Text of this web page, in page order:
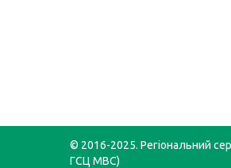
© 2016-2025. Регіональний
ГСЦ МВС)